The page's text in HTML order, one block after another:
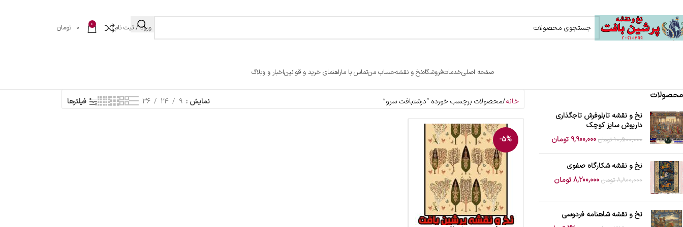
ورود / ثبت نام 0
0 تومان
صفحه اصلیخدماتفروشگاهنخ و نقشهحساب منتماس با ماراهنمای خرید و قوانیناخبار و وبلاگ
محصولات
نخ و نقشه تابلوفرش تاجگذاری
داریوش سایز کوچک
10,500,000 تومان 9,900,000 تومان
نخ و نقشه شکارگاه صفوی
8,800,000 تومان 8,200,000تومان
نخ و نقشه شاهنامه فردوسی
خانه محصولات برچسب خورده “درشتبافت سرو” نمایش 9
24
36 فیلترها
-5%